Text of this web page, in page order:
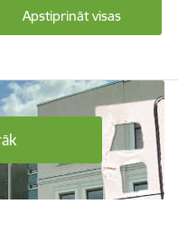
Apstiprināt visas
tūrisma tehnikums